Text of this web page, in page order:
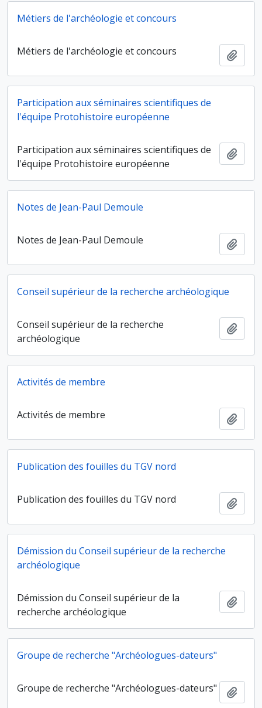
Métiers de l'archéologie et concours
Métiers de l'archéologie et concours
Participation aux séminaires scientifiques de
l'équipe Protohistoire européenne
Participation aux séminaires scientifiques de
l'équipe Protohistoire européenne
Notes de Jean-Paul Demoule
Notes de Jean-Paul Demoule
Conseil supérieur de la recherche archéologique
Conseil supérieur de la recherche
archéologique
Activités de membre
Activités de membre
Publication des fouilles du TGV nord
Publication des fouilles du TGV nord
Démission du Conseil supérieur de la recherche
archéologique
Démission du Conseil supérieur de la
recherche archéologique
Groupe de recherche "Archéologues-dateurs"
Groupe de recherche "Archéologues-dateurs"